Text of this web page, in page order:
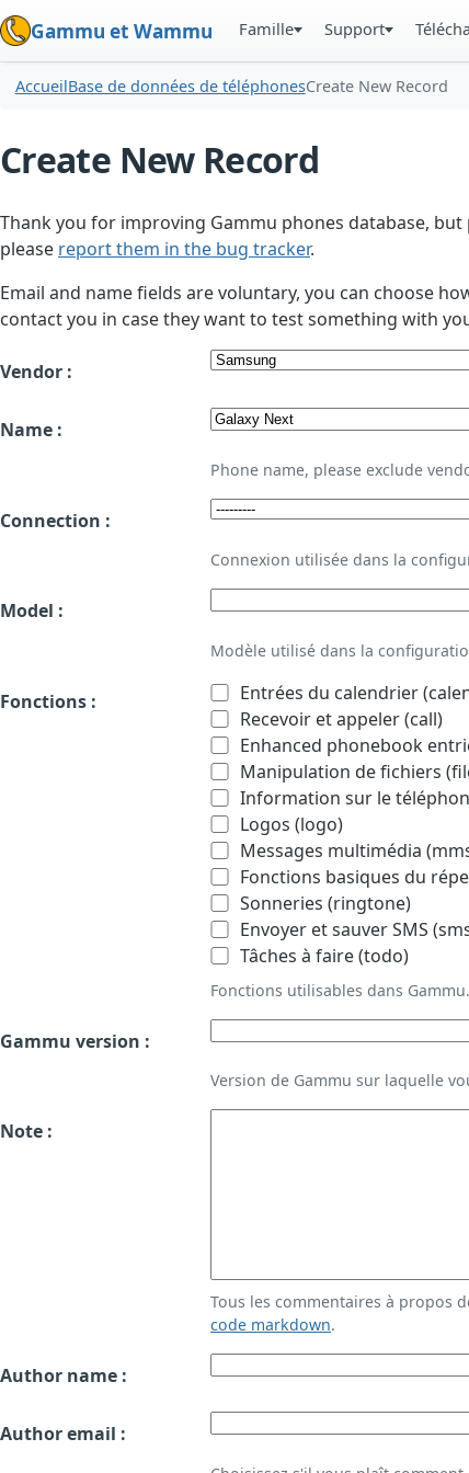
Gammu et Wammu Famille Support
AccueilBase de données de téléphonesCreate New Record
Create New Record
Thank you for improving Gammu phones database,
please report them in the bug tracker.
Email and name fields are voluntary, you can choose
contact you in case they want to test something with
Vendor :
Name :
Phone name, please exclude
Connection :
Connexion utilisée dans la
Model :
Modèle utilisé dans la
Fonctions :
Entrées du calendrier
Recevoir et appeler (call)
Enhanced phonebook
Manipulation de fichiers
Information sur le
Logos (logo)
Messages multimédia
Fonctions basiques du
Sonneries (ringtone)
Envoyer et sauver SMS
Tâches à faire (todo)
Fonctions utilisables dans Gammu.
Gammu version :
Version de Gammu sur laquelle
Note :
Tous les commentaires à propos
code markdown.
Author name :
Author email :